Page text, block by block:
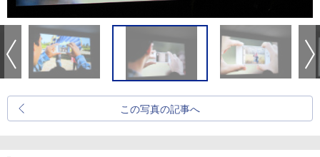
この写真の記事へ